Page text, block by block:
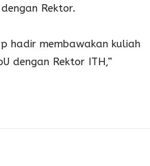
Rektor.
hadir membawakan kuliah
dengan Rektor ITH,”